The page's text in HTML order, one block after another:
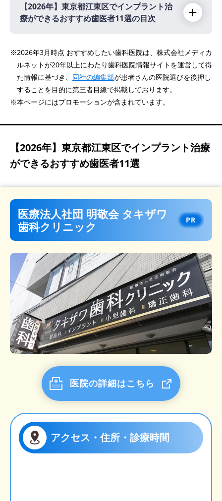
【2026年】 東京都江東区でインプラント治
療ができるおすすめ歯医者11選の目次
医療法人社団 明敬会 タキザワ歯科クリニッ
ク
PR
医療法人社団MGC リアム歯科クリニック東
大島 PR
医療法人社団デルタ 西大島ハーヴェスト歯
左近歯科医院
門前仲町髙木歯科
門前仲町歯科・矯正歯科
医療法人社団 若井歯科医院
豊洲ファミリー歯科クリニック
久保歯科医院
※2026年3月時点 おすすめしたい歯科医院は、株式会社メディカ
ルネットが20年以上にわたり歯科医院情報サイトを運営して得
た情報に基づき、 同社の編集部が患者さんの医院選びを後押し
することを目的に第三者目線で掲載しております。
※本ページにはプロモーションが含まれています。
【2026年】 東京都江東区でインプラント治療
ができるおすすめ歯医者11選
医療法人社団 明敬会 タキザワ
歯科クリニック
医院の詳細はこちら
アクセス・住所・診療時間